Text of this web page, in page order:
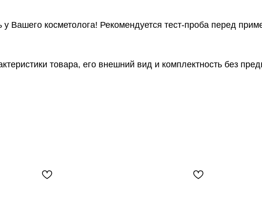
Вашего косметолога! Рекомендуется тест-проба перед
товара, его внешний вид и комплектность без